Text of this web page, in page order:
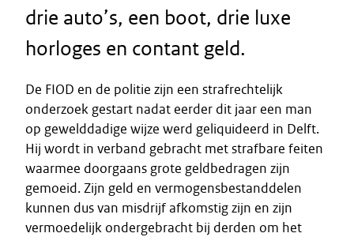
drie auto’s, een boot, drie luxe
horloges en contant geld.
De FIOD en de politie zijn een strafrechtelijk
onderzoek gestart nadat eerder dit jaar een man
op gewelddadige wijze werd geliquideerd in Delft.
Hij wordt in verband gebracht met strafbare feiten
waarmee doorgaans grote geldbedragen zijn
gemoeid. Zijn geld en vermogensbestanddelen
kunnen dus van misdrijf afkomstig zijn en zijn
vermoedelijk ondergebracht bij derden om het